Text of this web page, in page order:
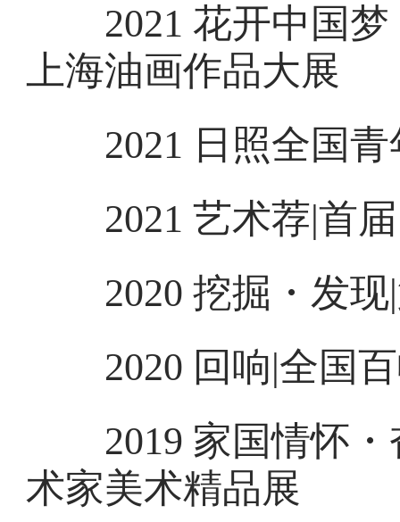
2021 花开中国梦
上海油画作品大展
2021 日照全国青
2021 艺术荐|首届
2020 挖掘・发现|
2020 回响|全国百
2019 家国情怀・
术家美术精品展